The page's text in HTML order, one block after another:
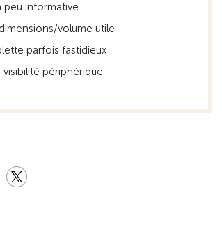
peu informative
volume utile
parfois fastidieux
visibilité périphérique